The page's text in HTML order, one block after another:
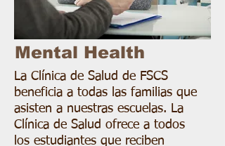
Mental Health
La Clínica de Salud de FSCS
beneficia a todas las familias que
asisten a nuestras escuelas. La
Clínica de Salud ofrece a todos
los estudiantes que reciben